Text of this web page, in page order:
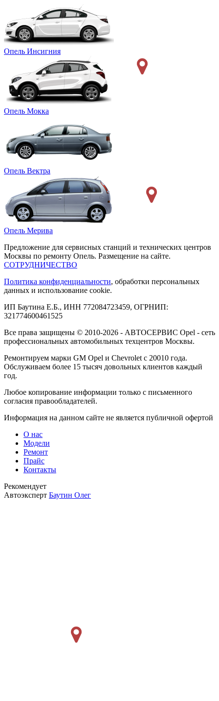
Опель Инсигния
Опель Мокка
Опель Вектра
Опель Мерива
Предложение для сервисных станций и технических центров
Москвы по ремонту Опель. Размещение на сайте.
СОТРУДНИЧЕСТВО
Политика конфиденциальности, обработки персональных
данных и использование cookie.
ИП Баутина Е.Б., ИНН 772084723459, ОГРНИП:
321774600461525
Все права защищены © 2010-2026 - АВТОСЕРВИС Opel - сеть
профессиональных автомобильных техцентров Москвы.
Ремонтируем марки GM Opel и Chevrolet с 20010 года.
Обслуживаем более 15 тысяч довольных клиентов каждый
год.
Любое копирование информации только с письменного
согласия правообладателей.
Информация на данном сайте не является публичной офертой
О нас
Модели
Ремонт
Прайс
Контакты
Рекомендует
Автоэксперт Баутин Олег